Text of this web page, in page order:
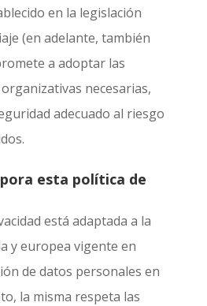
en la legislación
(en adelante, también
a adoptar las
necesarias,
adecuado al riesgo
esta política de
está adaptada a la
y europea vigente en
de datos personales en
la misma respeta las